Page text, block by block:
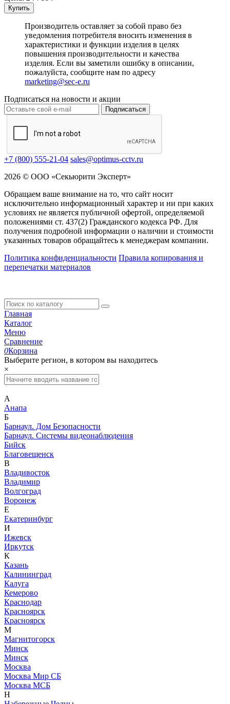
Купить
Производитель оставляет за собой право без
уведомления потребителя вносить изменения в
характеристики и функции изделия в целях
повышения производительности и качества
изделия. Если вы заметили ошибку в описании,
пожалуйста, сообщите нам по адресу
marketing@sec-e.ru
Подписаться на новости и акции
Подписаться
+7 (800) 555-21-04 sales@optimus-cctv.ru
2026 © ООО «Секьюрити Эксперт»
Обращаем ваше внимание на то, что сайт носит
исключительно информационный характер и ни при каких
условиях не является публичной офертой, определяемой
положениями ст. 437(2) Гражданского кодекса РФ. Для
получения подробной информации о наличии и стоимости
указанных товаров обращайтесь к менеджерам компании.
Политика конфиденциальности Правила копирования и
перепечатки материалов
Главная
Каталог
Меню
Сравнение
0Корзина
Выберите регион, в котором вы находитесь
×
А
Анапа
Б
Барнаул. Дом Безопасности
Барнаул. Системы видеонаблюдения
Бийск
Благовещенск
В
Владивосток
Владимир
Волгоград
Воронеж
Е
Екатеринбург
И
Ижевск
Иркутск
К
Казань
Калининград
Калуга
Кемерово
Краснодар
Красноярск
Красноярск
М
Магнитогорск
Минск
Минск
Москва
Москва Мир СБ
Москва МСБ
Н